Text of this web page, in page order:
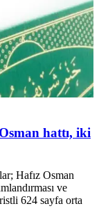
hattı, iki
Hafız Osman
ve
624 sayfa orta